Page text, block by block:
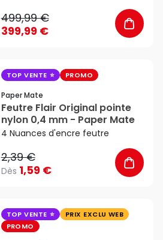
499,99 €
399,99 €
TOP VENTE PROMO
Paper Mate
Feutre Flair Original pointe
nylon 0,4 mm - Paper Mate
4 Nuances d'encre feutre
2,39 €
Dès 1,59 €
TOP VENTE
PRIX EXCLU WEB
PROMO